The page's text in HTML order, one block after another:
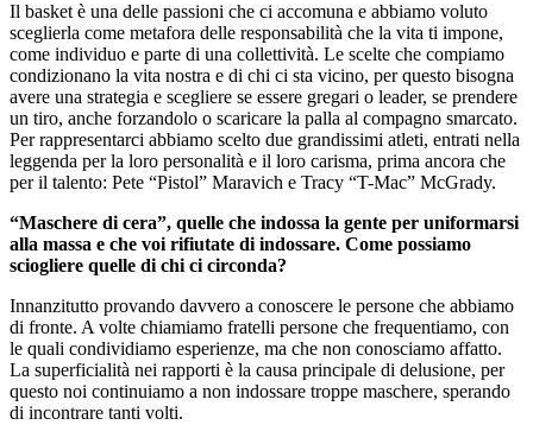
Il basket è una delle passioni che ci accomuna e abbiamo voluto
sceglierla come metafora delle responsabilità che la vita ti impone,
come individuo e parte di una collettività. Le scelte che compiamo
condizionano la vita nostra e di chi ci sta vicino, per questo bisogna
avere una strategia e scegliere se essere gregari o leader, se prendere
un tiro, anche forzandolo o scaricare la palla al compagno smarcato.
Per rappresentarci abbiamo scelto due grandissimi atleti, entrati nella
leggenda per la loro personalità e il loro carisma, prima ancora che
per il talento: Pete “Pistol” Maravich e Tracy “T-Mac” McGrady.
“Maschere di cera”, quelle che indossa la gente per uniformarsi
alla massa e che voi rifiutate di indossare. Come possiamo
sciogliere quelle di chi ci circonda?
Innanzitutto provando davvero a conoscere le persone che abbiamo
di fronte. A volte chiamiamo fratelli persone che frequentiamo, con
le quali condividiamo esperienze, ma che non conosciamo affatto.
La superficialità nei rapporti è la causa principale di delusione, per
questo noi continuiamo a non indossare troppe maschere, sperando
di incontrare tanti volti.